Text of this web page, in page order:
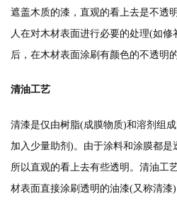
遮盖木质的漆，直观的看上去是不透
人在对木材表面进行必要的处理(如
后，在木材表面涂刷有颜色的不透明的
清油工艺
清漆是仅由树脂(成膜物质)和溶剂组
加入少量助剂)。由于涂料和涂膜都是
所以直观的看上去有些透明。清油工
材表面直接涂刷透明的油漆(又称清